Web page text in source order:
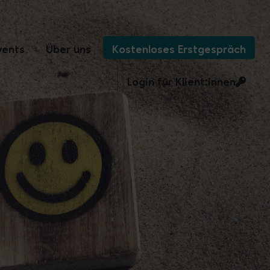
Über uns Kostenloses Erstgespräch
Login für Klient:innen